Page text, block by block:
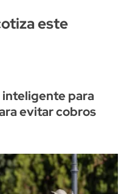
este
inteligente para
evitar cobros